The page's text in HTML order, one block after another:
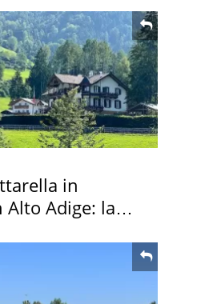
in
Alto Adige: la